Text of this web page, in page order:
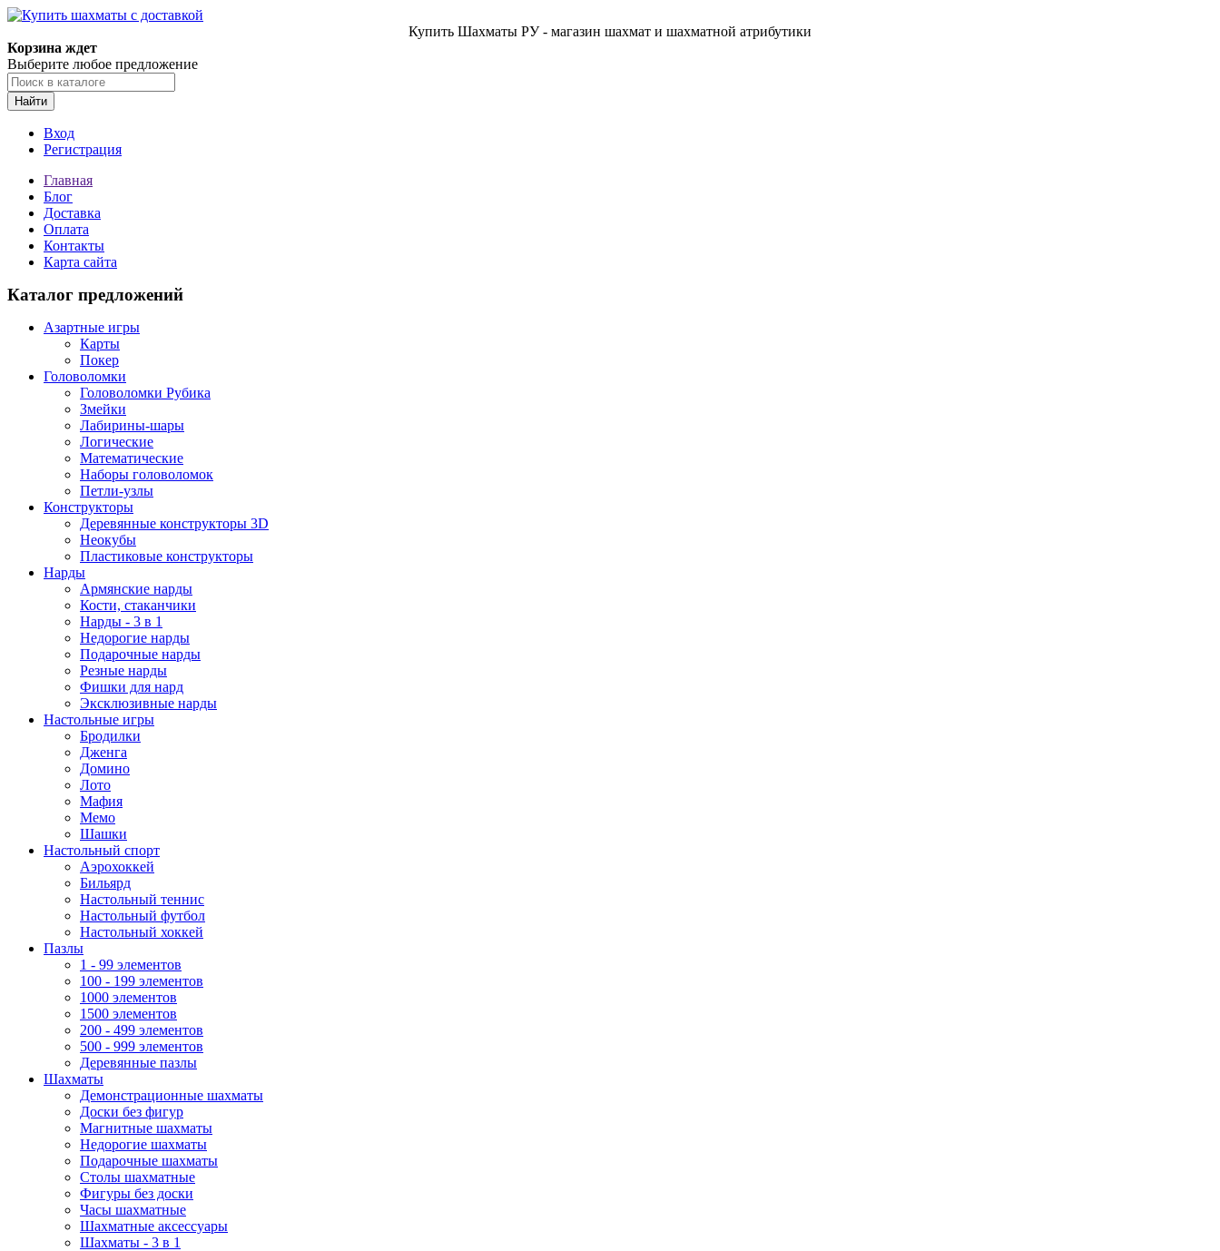
Купить Шахматы РУ - магазин шахмат и шахматной атрибутики
Корзина ждет
Выберите любое предложение
Найти
Вход
Регистрация
Главная
Блог
Доставка
Оплата
Контакты
Карта сайта
Каталог предложений
Азартные игры
Карты
Покер
Головоломки
Головоломки Рубика
Змейки
Лабирины-шары
Логические
Математические
Наборы головоломок
Петли-узлы
Конструкторы
Деревянные конструкторы 3D
Неокубы
Пластиковые конструкторы
Нарды
Армянские нарды
Кости, стаканчики
Нарды - 3 в 1
Недорогие нарды
Подарочные нарды
Резные нарды
Фишки для нард
Эксклюзивные нарды
Настольные игры
Бродилки
Дженга
Домино
Лото
Мафия
Мемо
Шашки
Настольный спорт
Аэрохоккей
Бильярд
Настольный теннис
Настольный футбол
Настольный хоккей
Пазлы
1 - 99 элементов
100 - 199 элементов
1000 элементов
1500 элементов
200 - 499 элементов
500 - 999 элементов
Деревянные пазлы
Шахматы
Демонстрационные шахматы
Доски без фигур
Магнитные шахматы
Недорогие шахматы
Подарочные шахматы
Столы шахматные
Фигуры без доски
Часы шахматные
Шахматные аксессуары
Шахматы - 3 в 1